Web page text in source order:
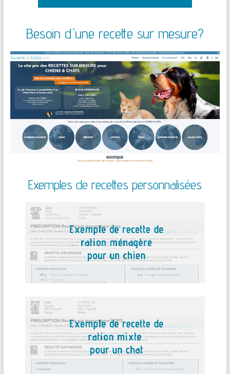
Besoin d'une recette sur mesure?
Exemples de recettes personnalisées